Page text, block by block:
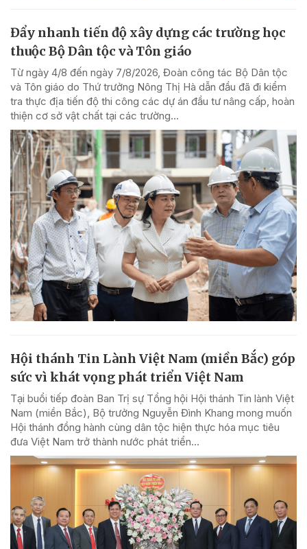
Đẩy nhanh tiến độ xây dựng các trường học
thuộc Bộ Dân tộc và Tôn giáo
Từ ngày 4/8 đến ngày 7/8/2026, Đoàn công tác Bộ Dân tộc
và Tôn giáo do Thứ trưởng Nông Thị Hà dẫn đầu đã đi kiểm
tra thực địa tiến độ thi công các dự án đầu tư nâng cấp, hoàn
thiện cơ sở vật chất tại các trường...
Hội thánh Tin Lành Việt Nam (miền Bắc) góp
sức vì khát vọng phát triển Việt Nam
Tại buổi tiếp đoàn Ban Trị sự Tổng hội Hội thánh Tin lành Việt
Nam (miền Bắc), Bộ trưởng Nguyễn Đình Khang mong muốn
Hội thánh đồng hành cùng dân tộc hiện thực hóa mục tiêu
đưa Việt Nam trở thành nước phát triển...